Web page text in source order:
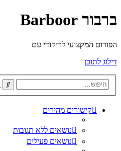
ברבור Barboor
הפורום המקצועי לריקודי עם
דילוג לתוכן
קישורים מהירים
נושאים ללא תגובות
נושאים פעילים